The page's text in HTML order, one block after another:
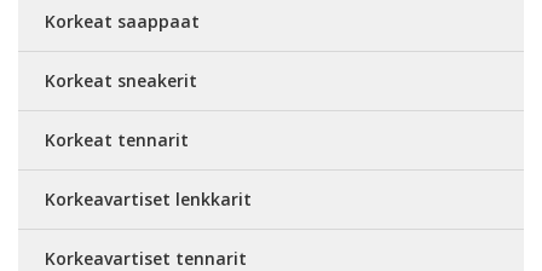
Korkeat saappaat
Korkeat sneakerit
Korkeat tennarit
Korkeavartiset lenkkarit
Korkeavartiset tennarit